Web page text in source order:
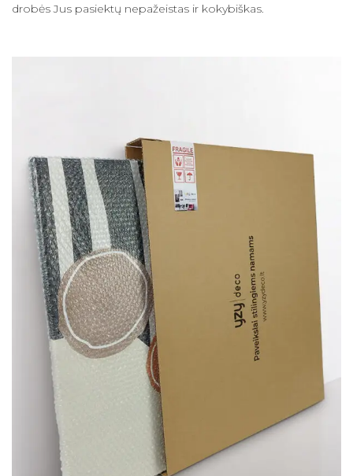
drobės Jus pasiektų nepažeistas ir kokybiškas.